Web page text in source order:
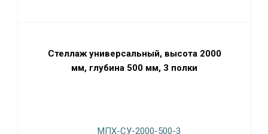
Стеллаж универсальный, высота 2000
мм, глубина 500 мм, 3 полки